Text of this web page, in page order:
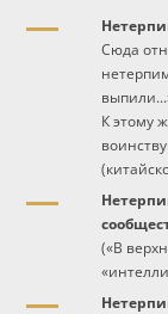
Сюда
К этому
(«В